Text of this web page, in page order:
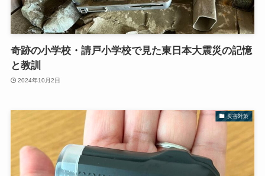
奇跡の小学校・請戸小学校で見た東日本大震災の記憶
と教訓
2024年10月2日
災害対策